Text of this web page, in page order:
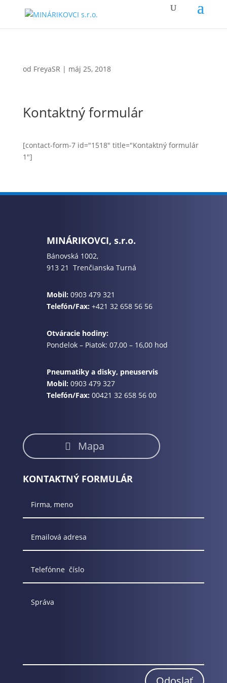
od FreyaSR | máj 25, 2018
Kontaktný formulár
[contact-form-7 id="1518" title="Kontaktný formulár
1"]
MINÁRIKOVCI, s.r.o.
Bánovská 1002,
913 21 Trenčianska Turná
Mobil: 0903 479 321
Telefón/Fax:+421 32 658 56 56
Otváracie hodiny:
Pondelok – Piatok: 07,00 – 16,00 hod
Pneumatiky a disky, pneuservis
Mobil: 0903 479 327
Telefón/Fax:00421 32 658 56 00
Mapa
KONTAKTNÝ FORMULÁR